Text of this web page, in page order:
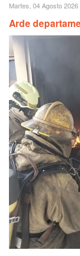
Martes, 04 Agosto 2026
Arde